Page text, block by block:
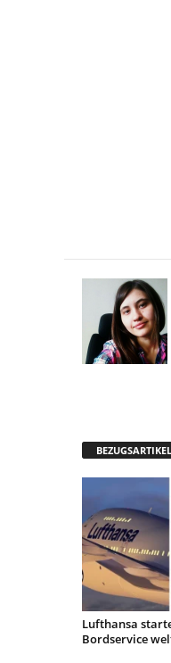
BEZUGSARTIKEL
Lufthansa
Bordservice